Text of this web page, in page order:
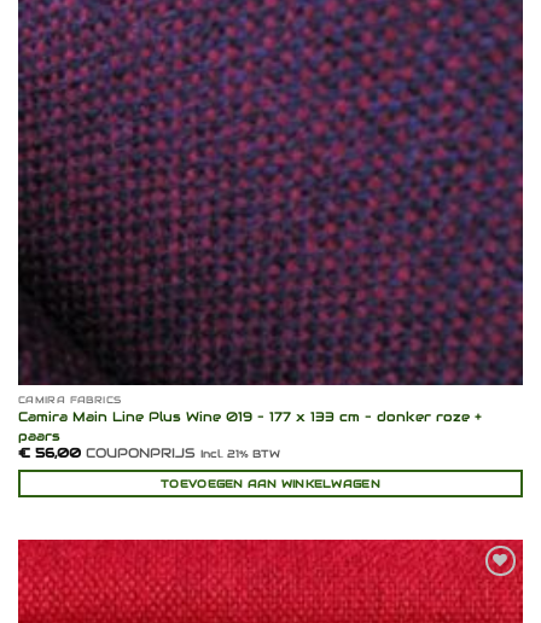
CAMIRA FABRICS
Camira Main Line Plus Wine 019 – 177 x 133 cm – donker roze +
paars
€56,00COUPONPRIJS Incl. 21% BTW
TOEVOEGEN AAN WINKELWAGEN
Toevoegen
aan
verlanglijst